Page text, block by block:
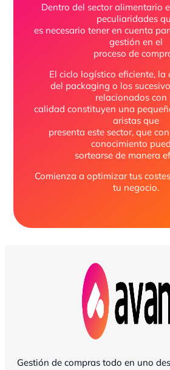
Dentro del sector alimentario
peculiaridades
es necesario tener en cuenta
gestión en el
proceso de
El ciclo logístico eficiente,
del packaging o los
relacionados con
calidad constituyen una
aristas que
presenta este sector, que
conocimiento
sortearse de manera
Comienza a optimizar tus
tu negocio.
Gestión de compras todo en uno